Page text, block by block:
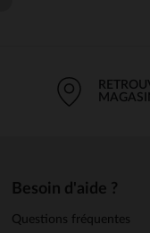
Besoin d'aide ?
Questions fréquentes